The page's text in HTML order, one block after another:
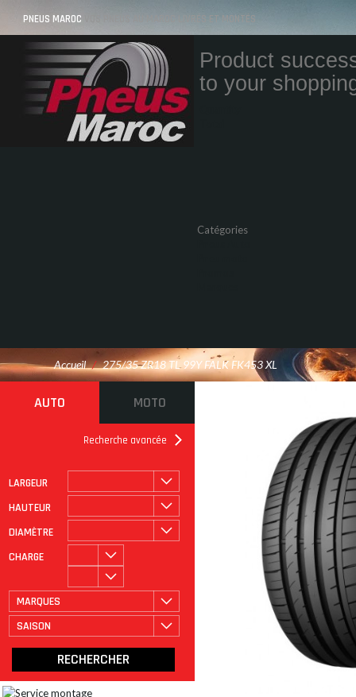
PNEUS MAROC VOS PNEUS AU MAROC LIVRÉS ET MONTÉS
Product
to your
Catégories
Accueil / 275/35 ZR18 TL 99Y FALK FK453 XL
AUTO MOTO
Recherche avancée
LARGEUR
HAUTEUR
DIAMÈTRE
CHARGE
MARQUES
SAISON
ROULAGE À PLAT